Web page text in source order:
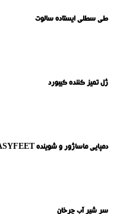
طی سطلی ایستاده سالوت
ژل تمیز کننده کیبورد
دمپایی ماساژور و شوینده EASYFEET
سر شیر آب چرخان